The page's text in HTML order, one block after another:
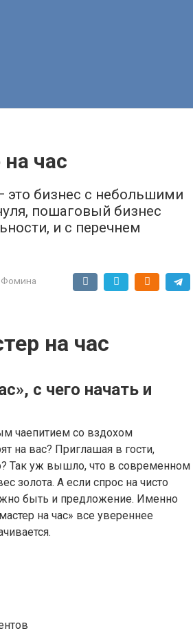
час
это бизнес с небольшими
пошаговый бизнес
и с перечнем
Фомина
на час
с чего начать и
чаепитием со вздохом
на вас? Приглашая в гости,
Так уж вышло, что в современном
золота. А если спрос на чисто
быть и предложение. Именно
на час» все увереннее